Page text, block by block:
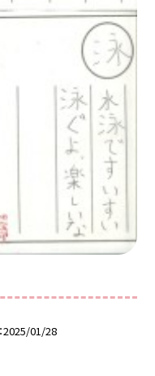
2025/01/28